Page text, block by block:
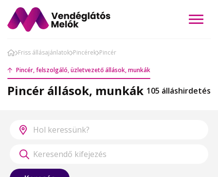
Friss állásajánlatok Pincérek Pincér
Pincér, felszolgáló, üzletvezető állások, munkák
Pincér állások, munkák 105 álláshirdetés